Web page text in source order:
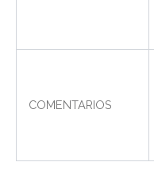
COMENTARIOS